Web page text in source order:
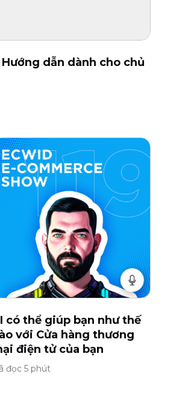
dẫn dành cho chủ
có thể giúp bạn như thế
với Cửa hàng thương
điện tử của bạn
đọc 5 phút